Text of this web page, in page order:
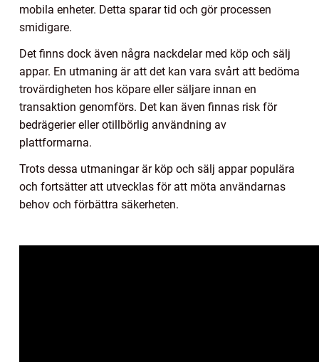
mobila enheter. Detta sparar tid och gör processen
smidigare.
Det finns dock även några nackdelar med köp och sälj
appar. En utmaning är att det kan vara svårt att bedöma
trovärdigheten hos köpare eller säljare innan en
transaktion genomförs. Det kan även finnas risk för
bedrägerier eller otillbörlig användning av
plattformarna.
Trots dessa utmaningar är köp och sälj appar populära
och fortsätter att utvecklas för att möta användarnas
behov och förbättra säkerheten.